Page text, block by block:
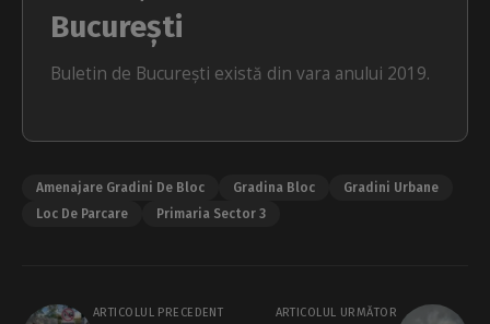
București
Buletin de București există din vara anului 2019.
Amenajare Gradini De Bloc Gradina Bloc
Gradini Urbane
Loc De Parcare
Primaria Sector 3
ARTICOLUL PRECEDENT ARTICOLUL URMĂTOR